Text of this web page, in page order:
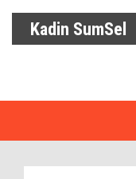
Kadin SumSel